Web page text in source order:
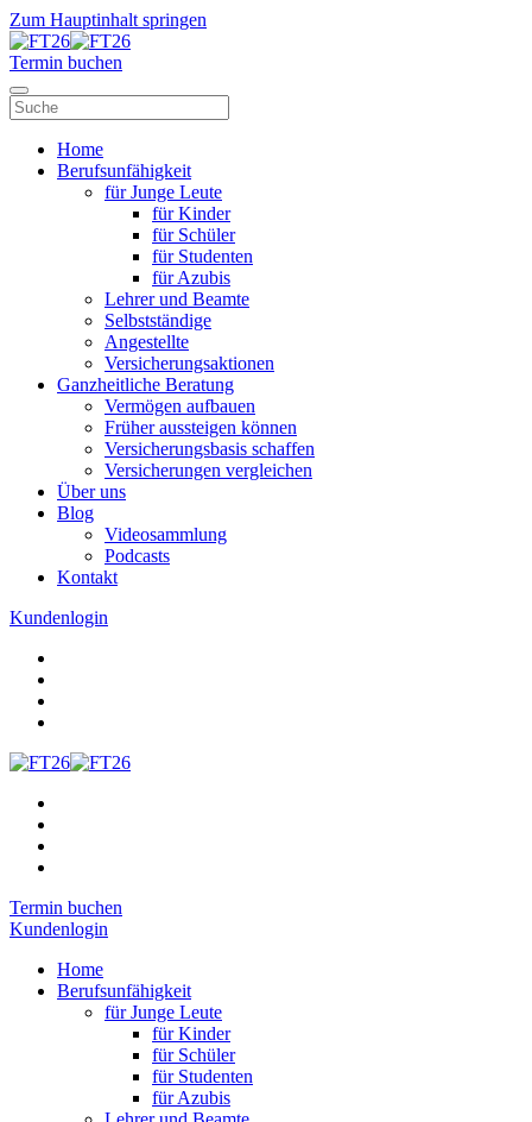
Zum Hauptinhalt springen
Termin buchen
Home
Berufsunfähigkeit
für Junge Leute
für Kinder
für Schüler
für Studenten
für Azubis
Lehrer und Beamte
Selbstständige
Angestellte
Versicherungsaktionen
Ganzheitliche Beratung
Vermögen aufbauen
Früher aussteigen können
Versicherungsbasis schaffen
Versicherungen vergleichen
Über uns
Blog
Videosammlung
Podcasts
Kontakt
Kundenlogin
Termin buchen
Kundenlogin
Home
Berufsunfähigkeit
für Junge Leute
für Kinder
für Schüler
für Studenten
für Azubis